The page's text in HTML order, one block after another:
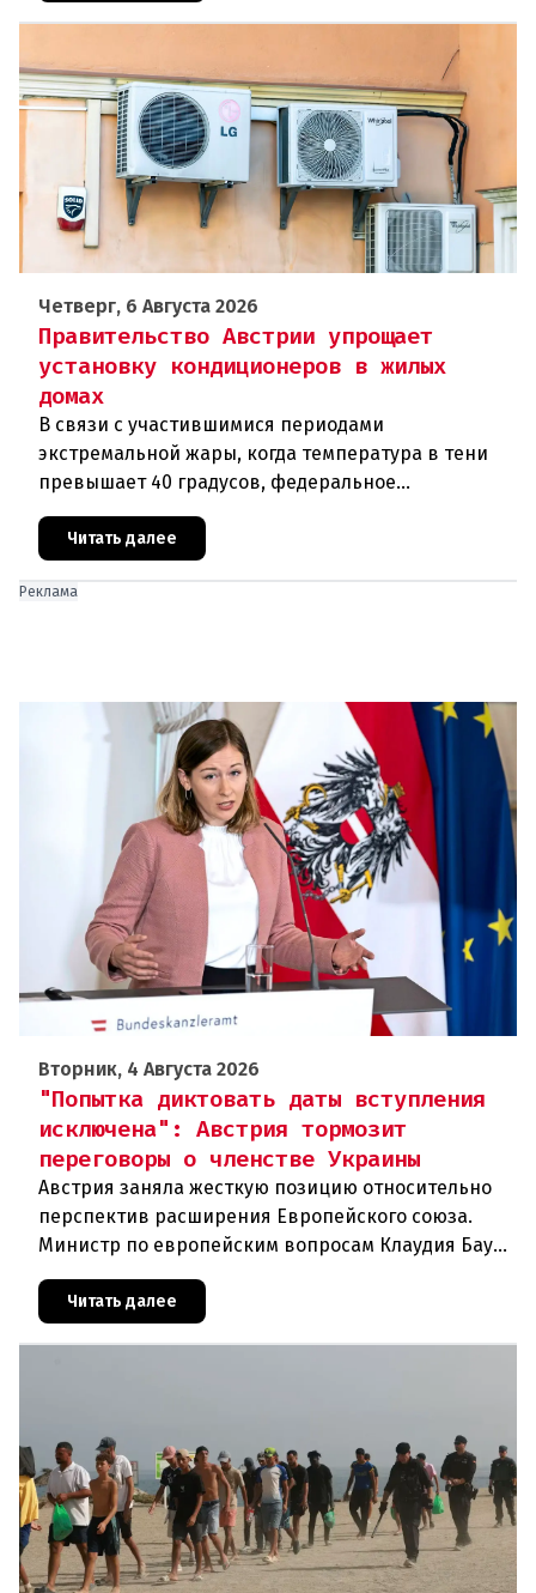
Четверг, 6 Августа 2026
Правительство Австрии упрощает
установку кондиционеров в жилых
домах
В связи с участившимися периодами
экстремальной жары, когда температура в тени
превышает 40 градусов, федеральное
проблемы перегрева жилых помещений. В среду н
Читать далее
Реклама
Вторник, 4 Августа 2026
"Попытка диктовать даты вступления
исключена": Австрия тормозит
переговоры о членстве Украины
Австрия заняла жесткую позицию относительно
перспектив расширения Европейского союза.
Министр по европейским вопросам Клаудия Бауэр
(ÖVP) категорически исключила возможность
ускоренного присоединения
Читать далее